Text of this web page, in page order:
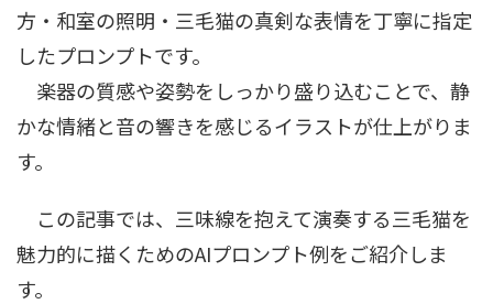
方・和室の照明・三毛猫の真剣な表情を丁寧に指定
したプロンプトです。
楽器の質感や姿勢をしっかり盛り込むことで、静
かな情緒と音の響きを感じるイラストが仕上がりま
す。
この記事では、三味線を抱えて演奏する三毛猫を
魅力的に描くためのAIプロンプト例をご紹介しま
す。